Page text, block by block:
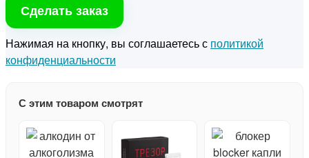
Сделать заказ
Нажимая на кнопку, вы соглашаетесь с политикой
конфиденциальности
С этим товаром смотрят